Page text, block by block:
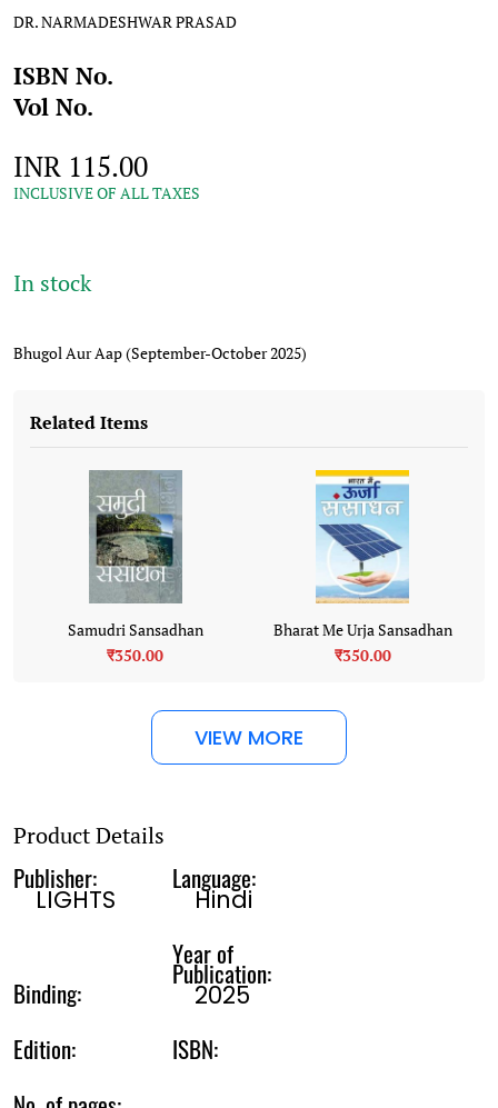
DR. NARMADESHWAR PRASAD
ISBN No.
Vol No.
INR 115.00
INCLUSIVE OF ALL TAXES
In stock
Bhugol Aur Aap (September-October 2025)
Related Items
Samudri Sansadhan
₹350.00
Bharat Me Urja Sansadhan
₹350.00
VIEW MORE
Product Details
Publisher:
LIGHTS
Language:
Hindi
Binding:
Year of
Publication:
2025
Edition:
ISBN: